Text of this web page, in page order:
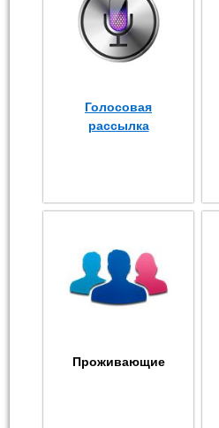
Голосовая
рассылка
Проживающие